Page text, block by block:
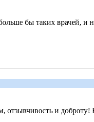
бы таких врачей, и
отзывчивость и